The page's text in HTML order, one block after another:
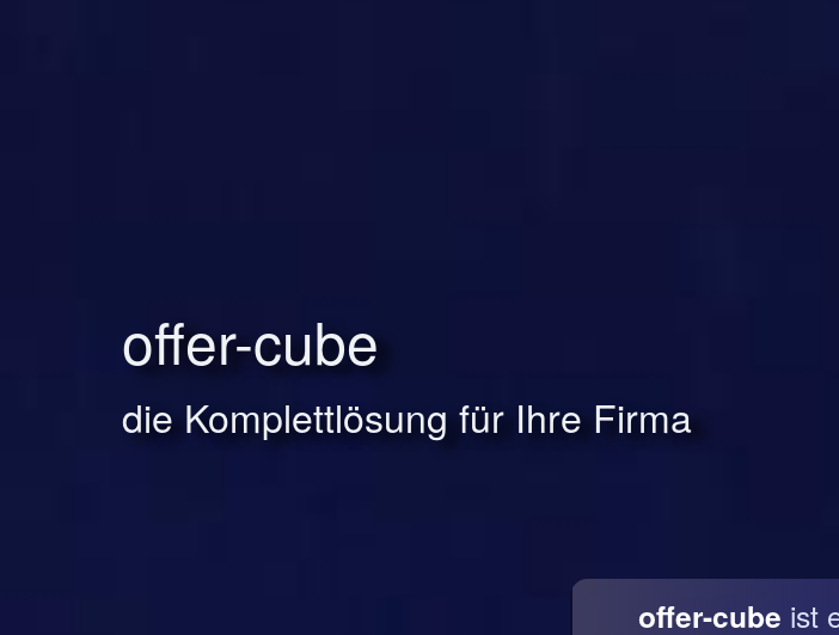
offer-cube
die Komplettlösung für Ihre Firma
offer-cube ist